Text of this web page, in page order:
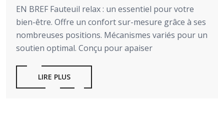
EN BREF Fauteuil relax : un essentiel pour votre
bien-être. Offre un confort sur-mesure grâce à ses
nombreuses positions. Mécanismes variés pour un
soutien optimal. Conçu pour apaiser
LIRE PLUS